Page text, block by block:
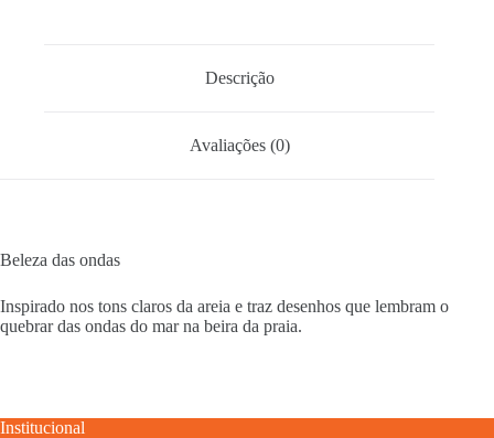
Descrição
Avaliações (0)
Beleza das ondas
Inspirado nos tons claros da areia e traz desenhos que lembram o
quebrar das ondas do mar na beira da praia.
Institucional